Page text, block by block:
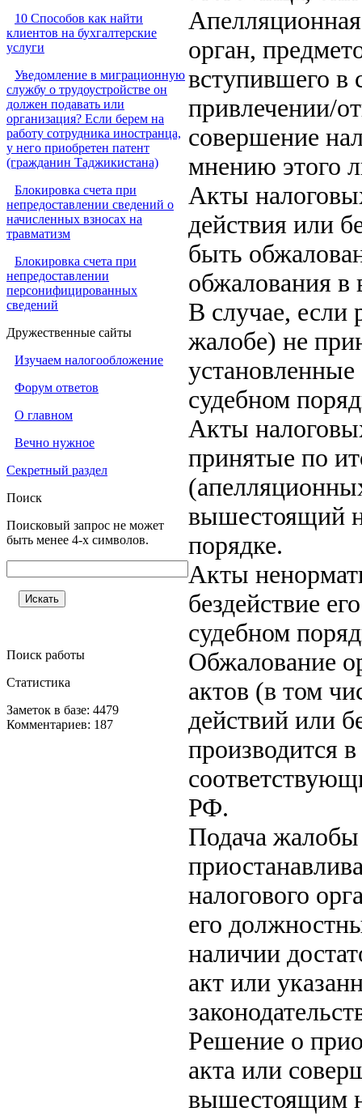
10 Способов как найти
клиентов на бухгалтерские
услуги
Уведомление в миграционную
службу о трудоустройстве он
должен подавать или
организация? Если берем на
работу сотрудника иностранца,
у него приобретен патент
(гражданин Таджикистана)
Блокировка счета при
непредоставлении сведений о
начисленных взносах на
травматизм
Блокировка счета при
непредоставлении
персонифицированных
сведений
Дружественные сайты
Изучаем налогообложение
Форум ответов
О главном
Вечно нужное
Секретный раздел
Поиск
Поисковый запрос не может
быть менее 4-х символов.
Поиск работы
Статистика
Заметок в базе: 4479
Комментариев: 187
орган,
вступившего в
привлечении/
совершение
мнению этого
Акты
действия или
быть
обжалования
В случае, если
жалобе) не
судебном
Акты
принятые по
вышестоящий
порядке.
Акты
бездействие
судебном
Обжалование
актов (в том
действий или
производится
РФ.
Подача
налогового
его
наличии
акт или
Решение о
акта или
вышестоящим